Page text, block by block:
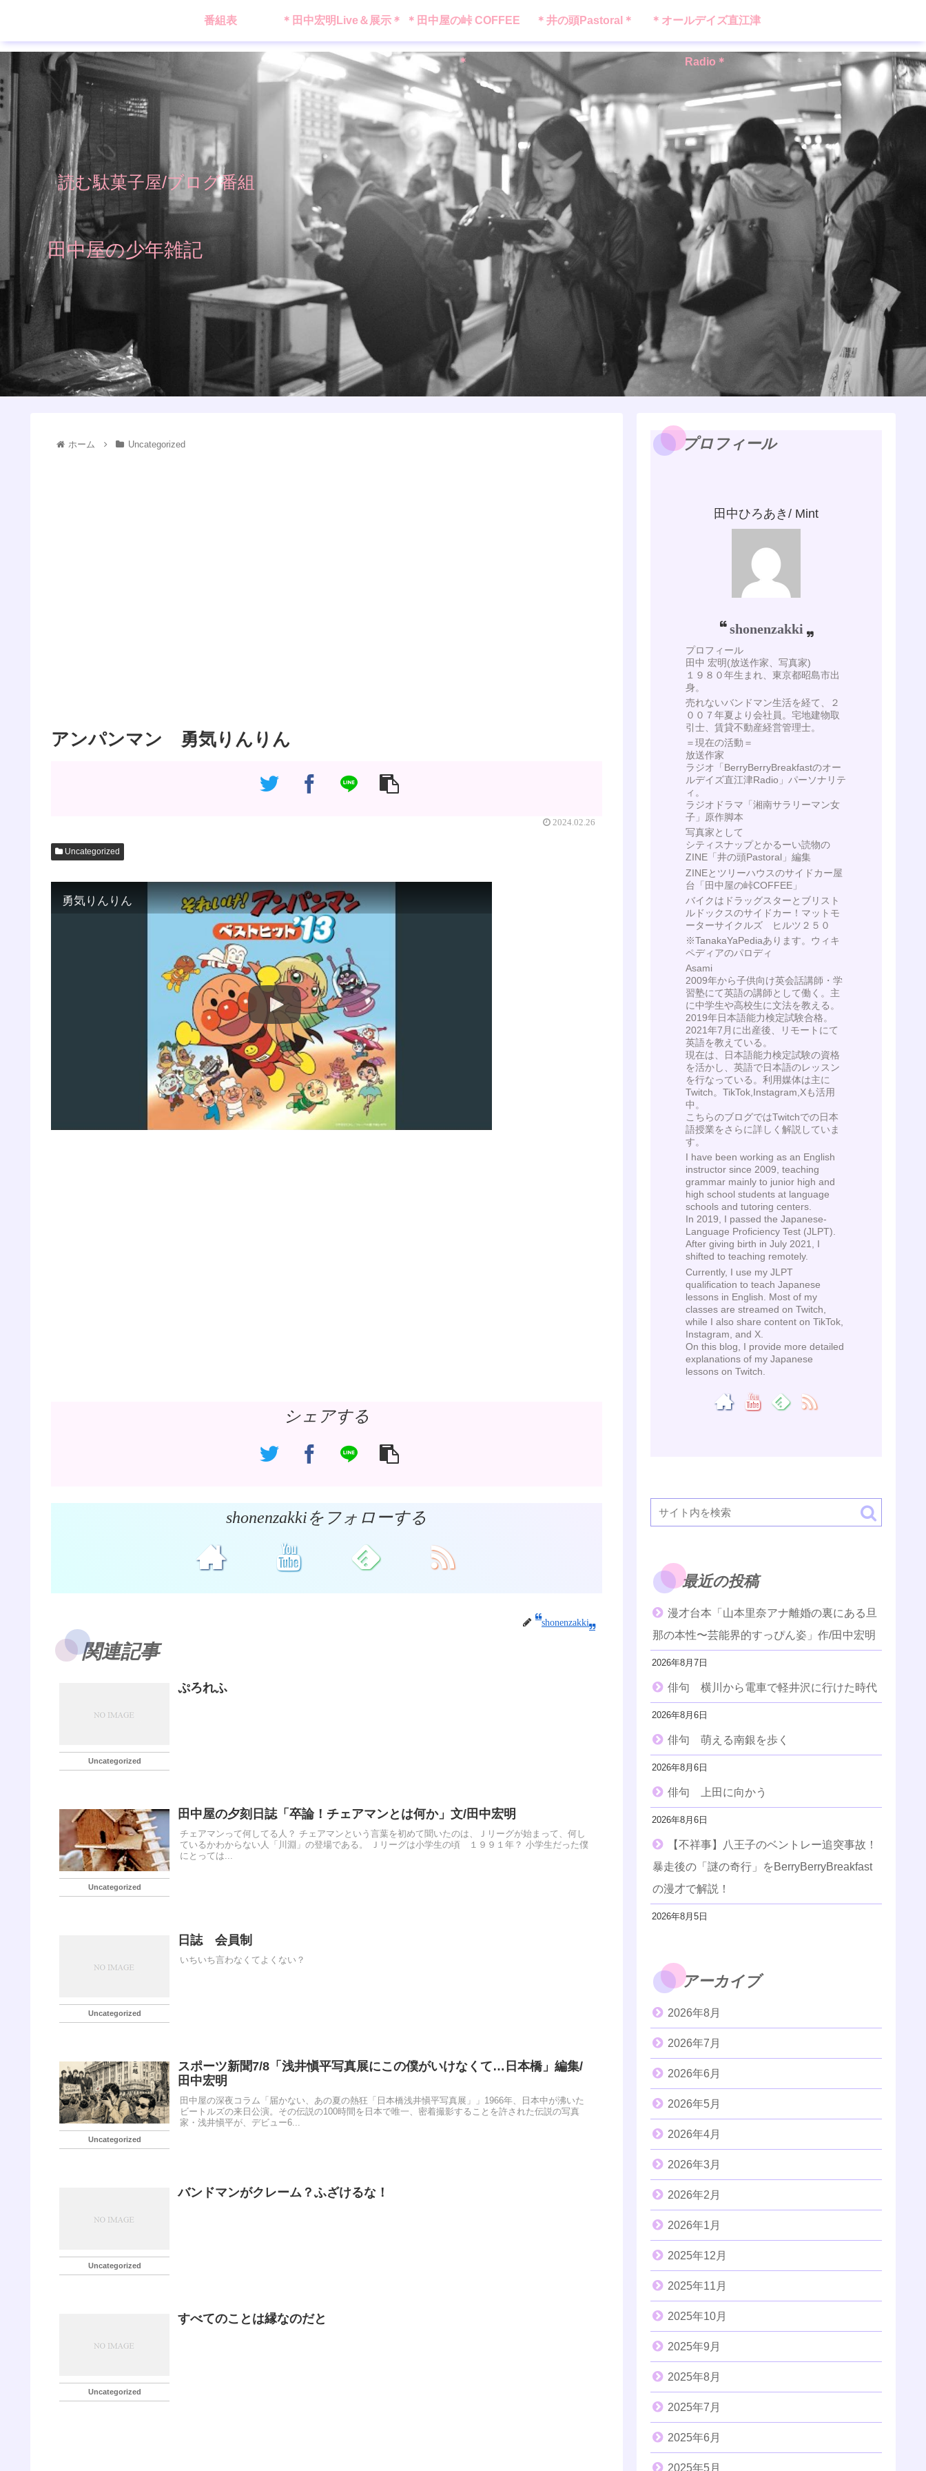
読む駄菓子屋/ブログ番組
田中屋の少年雑記
番組表 ＊田中宏明Live＆展示＊ ＊田中屋の峠 COFFEE
＊
＊井の頭Pastoral＊ ＊オールデイズ直江津
Radio＊
ホーム Uncategorized
アンパンマン 勇気りんりん
2024.02.26
Uncategorized
勇気りんりん
シェアする
shonenzakkiをフォローする
shonenzakki
関連記事
Uncategorized
ぷろれふ
Uncategorized
田中屋の夕刻日誌「卒論！チェアマンとは何か」文/田中宏明
チェアマンって何してる人？ チェアマンという言葉を初めて聞いたのは、Ｊリーグが始まって、何し
ているかわからない人「川淵」の登場である。 Ｊリーグは小学生の頃 １９９１年？ 小学生だった僕
にとっては...
Uncategorized
日誌 会員制
いちいち言わなくてよくない？
Uncategorized
スポーツ新聞7/8「浅井愼平写真展にこの僕がいけなくて…日本橋」編集/
田中宏明
田中屋の深夜コラム「届かない、あの夏の熱狂「日本橋浅井愼平写真展」」 ​1966年、日本中が沸いた
ビートルズの来日公演。その伝説の100時間を日本で唯一、密着撮影することを許された伝説の写真
家・浅井愼平が、デビュー6...
Uncategorized
バンドマンがクレーム？ふざけるな！
Uncategorized
すべてのことは縁なのだと
プロフィール
田中ひろあき/ Mint
shonenzakki
プロフィール
田中 宏明(放送作家、写真家)
１９８０年生まれ、東京都昭島市出
身。
売れないバンドマン生活を経て、２
００７年夏より会社員。宅地建物取
引士、賃貸不動産経営管理士。
＝現在の活動＝
放送作家
ラジオ「BerryBerryBreakfastのオー
ルデイズ直江津Radio」パーソナリテ
ィ。
ラジオドラマ「湘南サラリーマン女
子」原作脚本
写真家として
シティスナップとかるーい読物の
ZINE「井の頭Pastoral」編集
ZINEとツリーハウスのサイドカー屋
台「田中屋の峠COFFEE」
バイクはドラッグスターとブリスト
ルドックスのサイドカー！マットモ
ーターサイクルズ ヒルツ２５０
※TanakaYaPediaあります。ウィキ
ペディアのパロディ
Asami
2009年から子供向け英会話講師・学
習塾にて英語の講師として働く。主
に中学生や高校生に文法を教える。
2019年日本語能力検定試験合格。
2021年7月に出産後、リモートにて
英語を教えている。
現在は、日本語能力検定試験の資格
を活かし、英語で日本語のレッスン
を行なっている。利用媒体は主に
Twitch。TikTok,Instagram,Xも活用
中。
こちらのブログではTwitchでの日本
語授業をさらに詳しく解説していま
す。
I have been working as an English
instructor since 2009, teaching
grammar mainly to junior high and
high school students at language
schools and tutoring centers.
In 2019, I passed the Japanese-
Language Proficiency Test (JLPT).
After giving birth in July 2021, I
shifted to teaching remotely.
Currently, I use my JLPT
qualification to teach Japanese
lessons in English. Most of my
classes are streamed on Twitch,
while I also share content on TikTok,
Instagram, and X.
On this blog, I provide more detailed
explanations of my Japanese
lessons on Twitch.
最近の投稿
漫才台本「山本里奈アナ離婚の裏にある旦
那の本性〜芸能界的すっぴん姿」作/田中宏明
2026年8月7日
俳句 横川から電車で軽井沢に行けた時代
2026年8月6日
俳句 萌える南銀を歩く
2026年8月6日
俳句 上田に向かう
2026年8月6日
【不祥事】八王子のベントレー追突事故！
暴走後の「謎の奇行」をBerryBerryBreakfast
の漫才で解説！
2026年8月5日
アーカイブ
2026年8月
2026年7月
2026年6月
2026年5月
2026年4月
2026年3月
2026年2月
2026年1月
2025年12月
2025年11月
2025年10月
2025年9月
2025年8月
2025年7月
2025年6月
2025年5月